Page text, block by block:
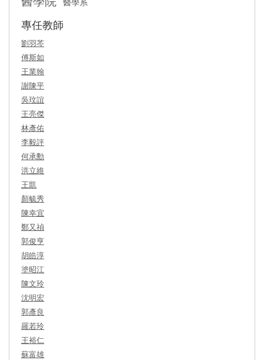
專任教師
劉羽芩
傅斯如
王業翰
謝陳平
吳玟誼
王亮傑
林彥佑
李毅評
何承勳
洪立維
王凱
顏毓秀
陳幸宜
鄭又禎
郭俊亨
胡皓淳
塗昭江
陳文玲
沈明宏
郭彥良
羅若玲
王裕仁
蘇富雄